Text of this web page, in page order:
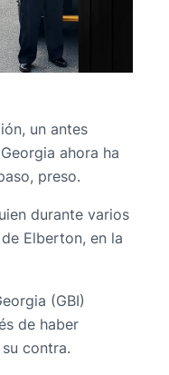
un antes
ahora ha
preso.
durante varios
Elberton, en la
(GBI)
de haber
contra.